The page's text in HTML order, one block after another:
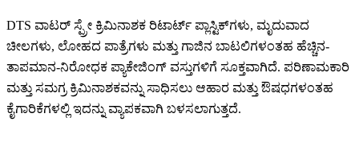
DTS ವಾಟರ್ ಸ್ಪ್ರೇ ಕ್ರಿಮಿನಾಶಕ ರಿಟಾರ್ಟ್ ಪ್ಲಾಸ್ಟಿಕ್‌ಗಳು, ಮೃದುವಾದ
ಚೀಲಗಳು, ಲೋಹದ ಪಾತ್ರೆಗಳು ಮತ್ತು ಗಾಜಿನ ಬಾಟಲಿಗಳಂತಹ ಹೆಚ್ಚಿನ-
ತಾಪಮಾನ-ನಿರೋಧಕ ಪ್ಯಾಕೇಜಿಂಗ್ ವಸ್ತುಗಳಿಗೆ ಸೂಕ್ತವಾಗಿದೆ. ಪರಿಣಾಮಕಾರಿ
ಮತ್ತು ಸಮಗ್ರ ಕ್ರಿಮಿನಾಶಕವನ್ನು ಸಾಧಿಸಲು ಆಹಾರ ಮತ್ತು ಔಷಧಗಳಂತಹ
ಕೈಗಾರಿಕೆಗಳಲ್ಲಿ ಇದನ್ನು ವ್ಯಾಪಕವಾಗಿ ಬಳಸಲಾಗುತ್ತದೆ.